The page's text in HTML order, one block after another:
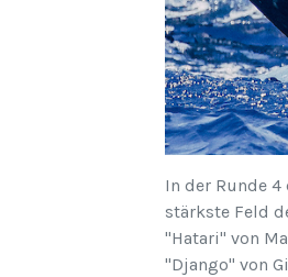
In der Runde
stärkste Feld
"Hatari" von
"Django" von